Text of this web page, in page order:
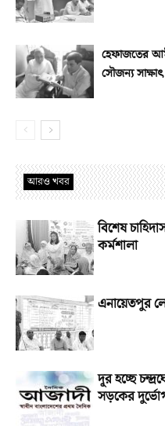
হেফাজতের
সৌজন্য সাক্ষাৎ
আরও খবর
বিশেষ
কর্মশালা
এনায়েতপুর
দূর হচ্ছে
সড়কের